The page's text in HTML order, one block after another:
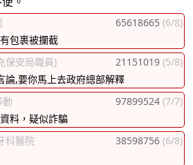
65618665 (6/8)
包裹被攔截
保安局職員)
21151019 (5/8)
論,要你馬上去政府總部解釋
動
97899524 (7/7)
料，疑似詐騙
科醫院
38598756 (6/8)